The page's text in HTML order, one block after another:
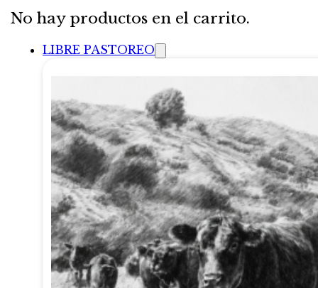
No hay productos en el carrito.
LIBRE PASTOREO